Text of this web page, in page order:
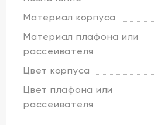
Материал корпуса
Материал плафона или
рассеивателя
Цвет корпуса
Цвет плафона или
рассеивателя